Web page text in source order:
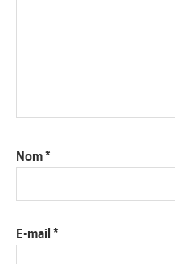
Nom*
E-mail *